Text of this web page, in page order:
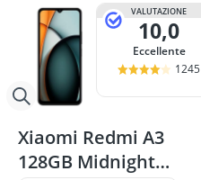
VALUTAZIONE
10,0
Eccellente
1245
Xiaomi Redmi A3
128GB Midnight